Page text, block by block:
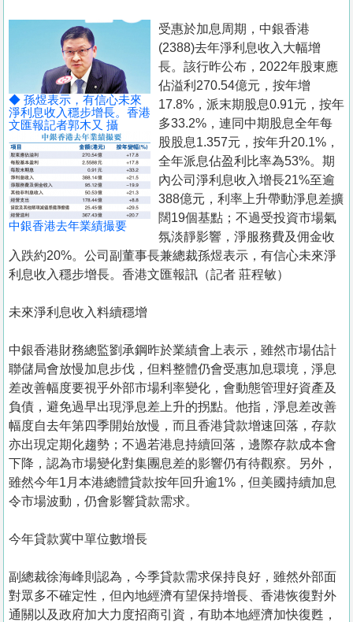
冊
關
於
我
們
◆ 孫煜表示，有信心未來
淨利息收入穩步增長。香港
文匯報記者郭木又 攝
中銀香港去年業績撮要
受惠於加息周期，中銀香港
(2388)去年淨利息收入大幅增
長。該行昨公布，2022年股東應
佔溢利270.54億元，按年增
17.8%，派末期股息0.91元，按年
多33.2%，連同中期股息全年每
股股息1.357元，按年升20.1%，
全年派息佔盈利比率為53%。期
內公司淨利息收入增長21%至逾
388億元，利率上升帶動淨息差擴
闊19個基點；不過受投資市場氣
氛淡靜影響，淨服務費及佣金收
入跌約20%。公司副董事長兼總裁孫煜表示，有信心未來淨
利息收入穩步增長。香港文匯報訊（記者 莊程敏）
未來淨利息收入料續穩增
中銀香港財務總監劉承鋼昨於業績會上表示，雖然市場估計
聯儲局會放慢加息步伐，但料整體仍會受惠加息環境，淨息
差改善幅度要視乎外部市場利率變化，會動態管理好資產及
負債，避免過早出現淨息差上升的拐點。他指，淨息差改善
幅度自去年第四季開始放慢，而且香港貸款增速回落，存款
亦出現定期化趨勢；不過若港息持續回落，邊際存款成本會
下降，認為市場變化對集團息差的影響仍有待觀察。另外，
雖然今年1月本港總體貸款按年回升逾1%，但美國持續加息
令市場波動，仍會影響貸款需求。
今年貸款冀中單位數增長
副總裁徐海峰則認為，今季貸款需求保持良好，雖然外部面
對眾多不確定性，但內地經濟有望保持增長、香港恢復對外
通關以及政府加大力度招商引資，有助本地經濟加快復甦，